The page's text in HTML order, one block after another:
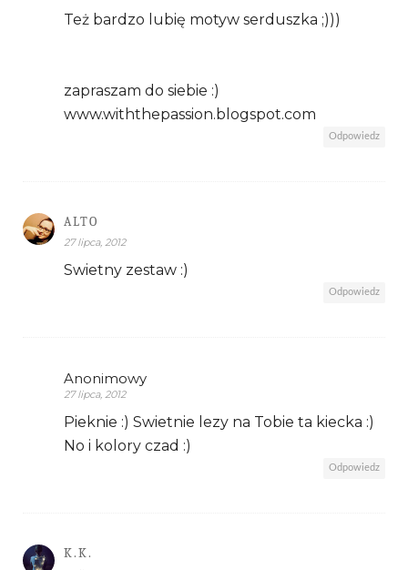
Też bardzo lubię motyw serduszka ;)))
zapraszam do siebie :)
www.withthepassion.blogspot.com
Odpowiedz
ALTO
27 lipca, 2012
Swietny zestaw :)
Odpowiedz
Anonimowy
27 lipca, 2012
Pieknie :) Swietnie lezy na Tobie ta kiecka :)
No i kolory czad :)
Odpowiedz
K.K.